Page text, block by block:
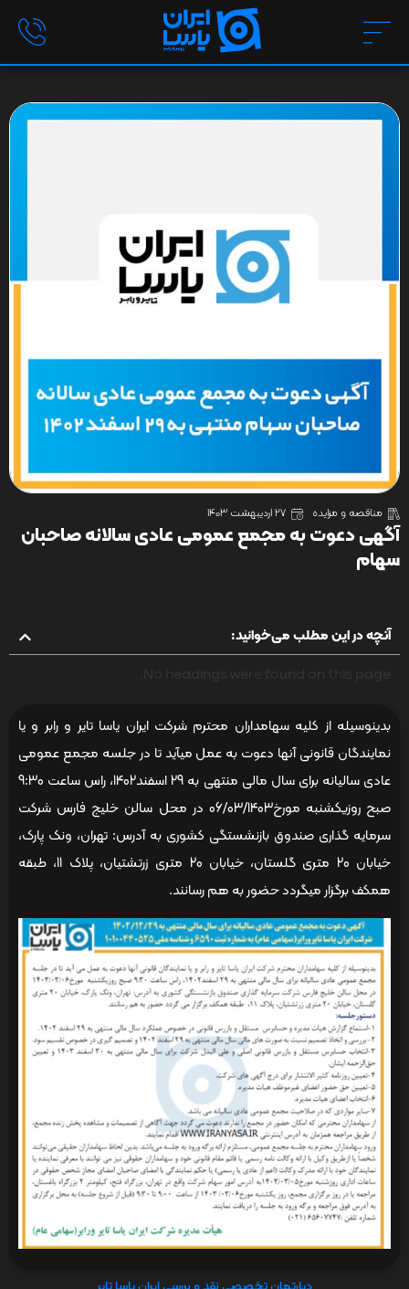
مناقصه و مزایده 27 اردیبهشت 1403
آگهی دعوت به مجمع عمومی عادی سالانه صاحبان
سهام
آنچه در این مطلب می‌خوانید:
بدینوسیله از کلیه سهامداران محترم شرکت ایران یاسا تایر و رابر و یا
نمایندگان قانونی آنها دعوت به عمل میآید تا در جلسه مجمع عمومی
عادی سالیانه برای سال مالی منتهی به 29 اسفند1402، راس ساعت 9:30
صبح روزیکشنبه مورخ06/03/1403 در محل سالن خلیج فارس شرکت
سرمایه گذاری صندوق بازنشستگی کشوری به آدرس: تهران، ونک پارک،
خیابان 20 متری گلستان، خیابان 20 متری زرتشتیان، پلاک 11، طبقه
همکف برگزار میگردد حضور به هم رسانند.